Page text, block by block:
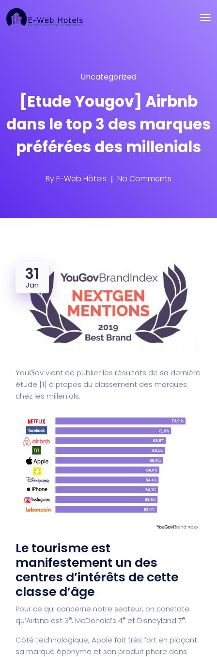
Uncategorized
[Etude Yougov] Airbnb
dans le top 3 des marques
préférées des millenials
ByE-Web Hôtels No Comments
31
Jan
YouGov vient de publier les résultats de sa dernière
étude [1] à propos du classement des marques
chez les millenials.
Le tourisme est
manifestement un des
centres d’intérêts de cette
classe d’âge
Pour ce qui concerne notre secteur, on constate
qu’Airbnb est 3e, McDonald’s 4e et Disneyland 7e.
Côté technologique, Apple fait très fort en plaçant
sa marque éponyme et son produit phare dans